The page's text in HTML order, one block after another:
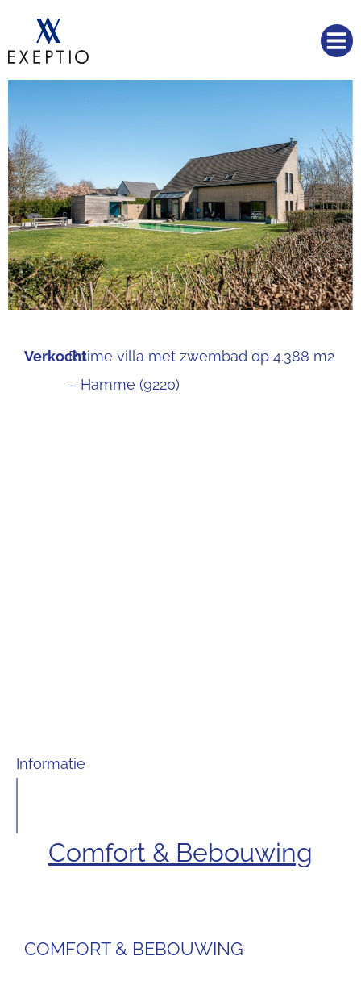
VerkochtRuime villa met zwembad op 4.388 m2
– Hamme (9220)
Informatie
Comfort & Bebouwing
COMFORT & BEBOUWING